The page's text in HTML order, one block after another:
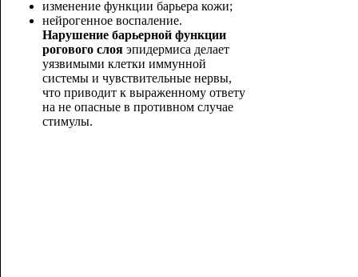
изменение функции барьера кожи;
нейрогенное воспаление.
Нарушение барьерной функции
рогового слояэпидермиса делает
уязвимыми клетки иммунной
системы и чувствительные нервы,
что приводит к выраженному ответу
на не опасные в противном случае
стимулы.